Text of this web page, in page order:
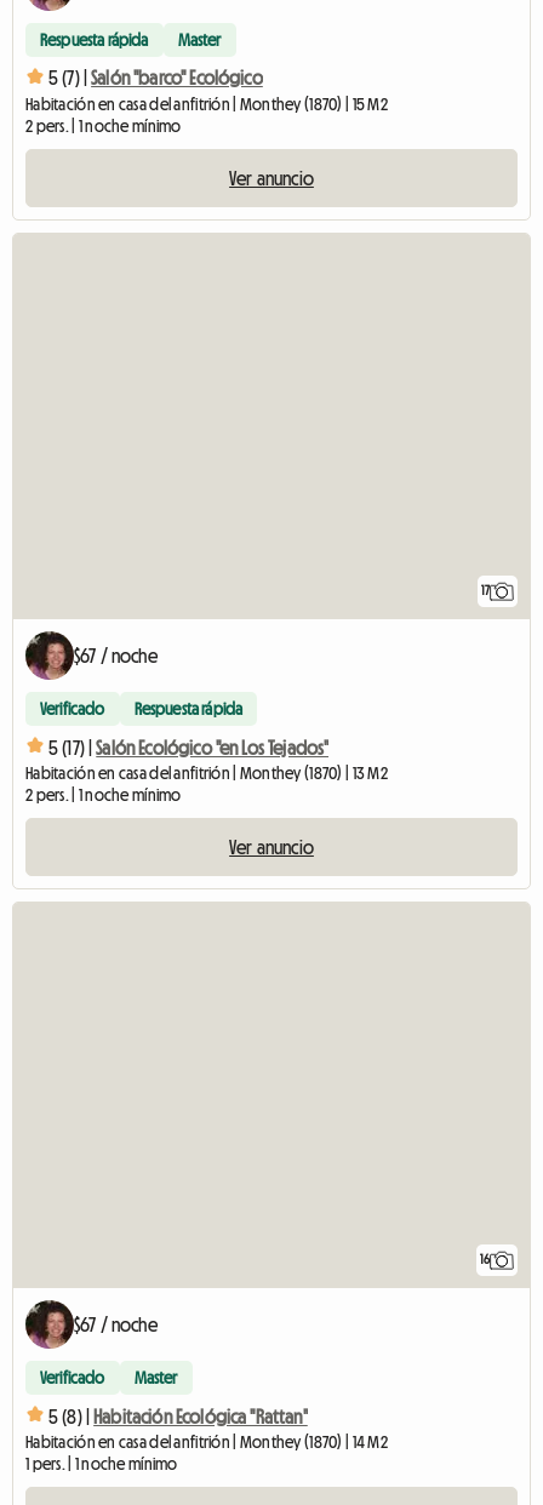
Respuesta rápida Master
5 (7) | Salón "barco" Ecológico
Habitación en casa del anfitrión | Monthey (1870) | 15 M2
2 pers. | 1 noche mínimo
Ver anuncio
17
$67 / noche
Verificado Respuesta rápida
5 (17) | Salón Ecológico "en Los Tejados"
Habitación en casa del anfitrión | Monthey (1870) | 13 M2
2 pers. | 1 noche mínimo
Ver anuncio
16
$67 / noche
Verificado Master
5 (8) | Habitación Ecológica "Rattan"
Habitación en casa del anfitrión | Monthey (1870) | 14 M2
1 pers. | 1 noche mínimo